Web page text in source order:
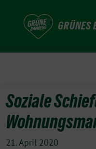
GRÜNES
Soziale
21. April 2020